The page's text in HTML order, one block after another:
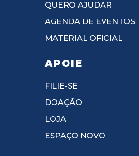
QUERO AJUDAR
AGENDA DE EVENTOS
MATERIAL OFICIAL
APOIE
FILIE-SE
DOAÇÃO
LOJA
ESPAÇO NOVO